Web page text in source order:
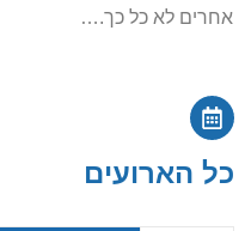
אחרים לא כל כך.…
כל הארועים